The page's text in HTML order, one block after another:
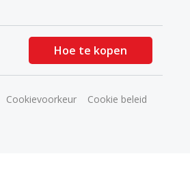
Hoe te kopen
Cookievoorkeur Cookie beleid